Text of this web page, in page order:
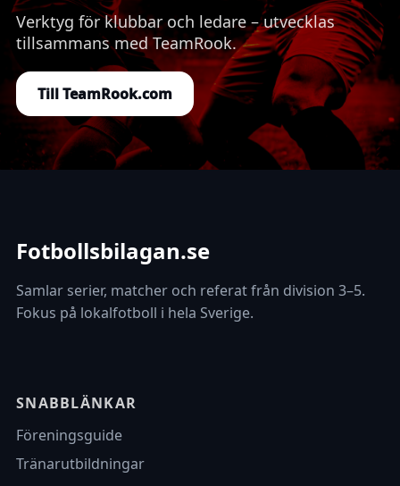
Verktyg för klubbar och ledare – utvecklas
tillsammans med TeamRook.
Till TeamRook.com
Fotbollsbilagan.se
Samlar serier, matcher och referat från division 3–5.
Fokus på lokalfotboll i hela Sverige.
SNABBLÄNKAR
Föreningsguide
Tränarutbildningar